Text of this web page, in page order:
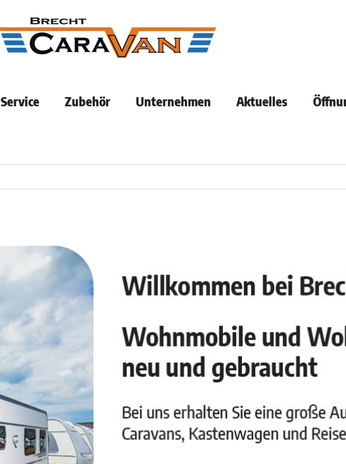
Service Zubehör Unternehmen Aktuelles